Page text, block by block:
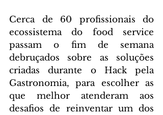
Cerca de 60 profissionais do
ecossistema do food service
passam o fim de semana
debruçados sobre as soluções
criadas durante o Hack pela
Gastronomia, para escolher as
que melhor atenderam aos
desafios de reinventar um dos